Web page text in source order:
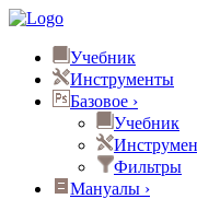
Учебник
Инструменты
Базовое ›
Учебник
Фильтры
Мануалы ›